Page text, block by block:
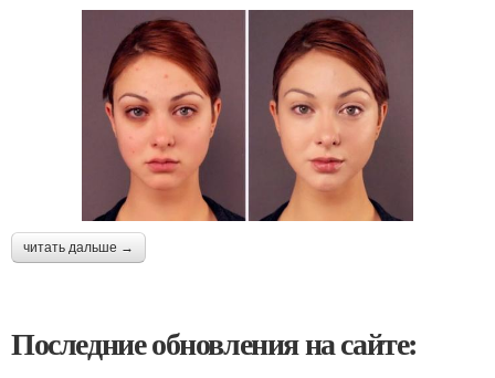
читать дальше →
Последние обновления на сайте: